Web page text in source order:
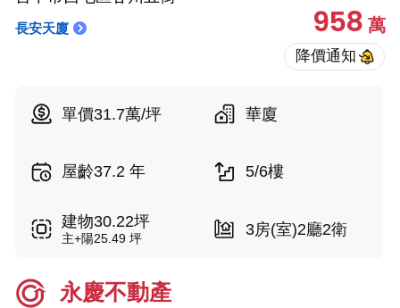
長安天廈 958萬
單價31.7萬/坪 華廈
屋齡37.2 年 5/6樓
建物30.22坪
主+陽25.49 坪 3房(室)2廳2衛
永慶不動產